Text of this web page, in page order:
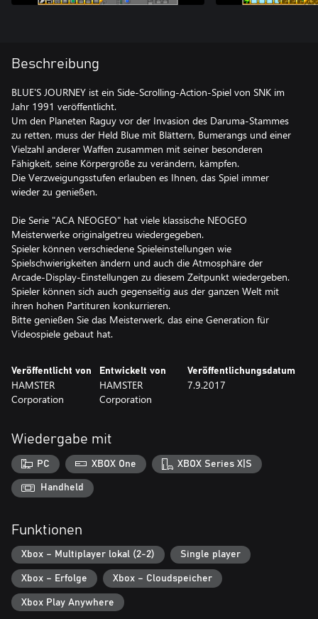
Beschreibung
BLUE'S JOURNEY ist ein Side-Scrolling-Action-Spiel von SNK im
Jahr 1991 veröffentlicht.
Um den Planeten Raguy vor der Invasion des Daruma-Stammes
zu retten, muss der Held Blue mit Blättern, Bumerangs und einer
Vielzahl anderer Waffen zusammen mit seiner besonderen
Fähigkeit, seine Körpergröße zu verändern, kämpfen.
Die Verzweigungsstufen erlauben es Ihnen, das Spiel immer
wieder zu genießen.
Die Serie "ACA NEOGEO" hat viele klassische NEOGEO
Meisterwerke originalgetreu wiedergegeben.
Spieler können verschiedene Spieleinstellungen wie
Spielschwierigkeiten ändern und auch die Atmosphäre der
Arcade-Display-Einstellungen zu diesem Zeitpunkt wiedergeben.
Spieler können sich auch gegenseitig aus der ganzen Welt mit
ihren hohen Partituren konkurrieren.
Bitte genießen Sie das Meisterwerk, das eine Generation für
Videospiele gebaut hat.
Veröffentlicht von
HAMSTER
Corporation
Entwickelt von
HAMSTER
Corporation
Veröffentlichungsdatum
7.9.2017
Wiedergabe mit
PC XBOX One XBOX Series X|S
Handheld
Funktionen
Xbox – Multiplayer lokal (2-2) Single player
Xbox – Erfolge Xbox – Cloudspeicher
Xbox Play Anywhere